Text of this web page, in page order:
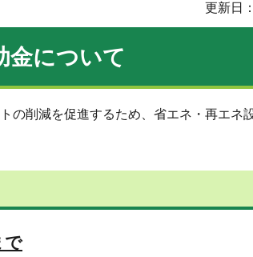
更新日
金について
の削減を促進するため、省エネ・再エネ
で